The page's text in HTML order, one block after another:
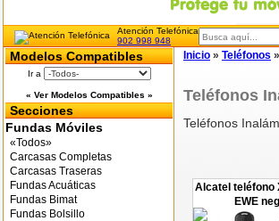
Atención Telefónica
902 998 948
Modelos Compatibles
Ir a
« Ver Modelos Compatibles »
Secciones
Fundas Móviles
«Todos»
Carcasas Completas
Carcasas Traseras
Fundas Acuáticas
Fundas Bimat
Fundas Bolsillo
Inicio » Teléfonos »
Teléfonos
Teléfonos
Alcatel teléfono
EWE